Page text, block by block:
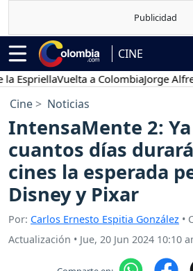
CINE
Vuelta a ColombiaJorge Alfredo
Cine Noticias
IntensaMente 2:
cuantos días
cines la esperada
Disney y Pixar
Por: Carlos Ernesto Espitia González •
Actualización • Jue, 20 Jun 2024 10:10